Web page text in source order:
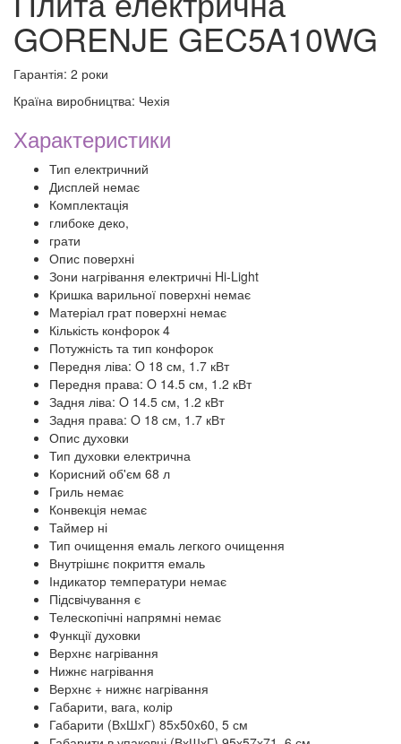
GORENJE GEC5A10WG
Гарантія: 2 роки
Країна виробництва: Чехія
Характеристики
Тип електричний
Дисплей немає
Комплектація
глибоке деко,
грати
Опис поверхні
Зони нагрівання електричні Hi-Light
Кришка варильної поверхні немає
Матеріал грат поверхні немає
Кількість конфорок 4
Потужність та тип конфорок
Передня ліва: O 18 см, 1.7 кВт
Передня права: O 14.5 см, 1.2 кВт
Задня ліва: O 14.5 см, 1.2 кВт
Задня права: O 18 см, 1.7 кВт
Опис духовки
Тип духовки електрична
Корисний об'єм 68 л
Гриль немає
Конвекція немає
Таймер ні
Тип очищення емаль легкого очищення
Внутрішнє покриття емаль
Індикатор температури немає
Підсвічування є
Телескопічні напрямні немає
Функції духовки
Верхнє нагрівання
Нижнє нагрівання
Верхнє + нижнє нагрівання
Габарити, вага, колір
Габарити (ВхШхГ) 85х50х60, 5 см